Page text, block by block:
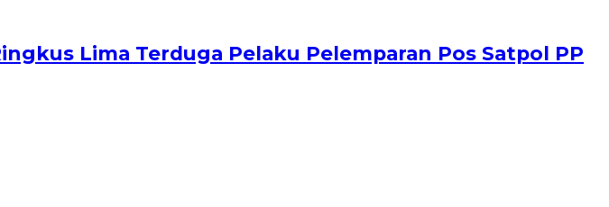
Lima Terduga Pelaku Pelemparan Pos Satpol PP